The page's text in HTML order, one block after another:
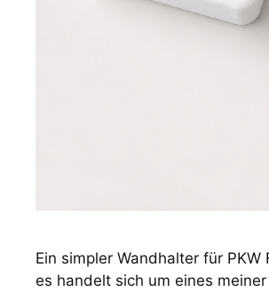
Ein simpler Wandhalter für
es handelt sich um eines